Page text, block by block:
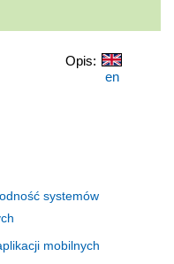
Opis:
en
systemów
mobilnych